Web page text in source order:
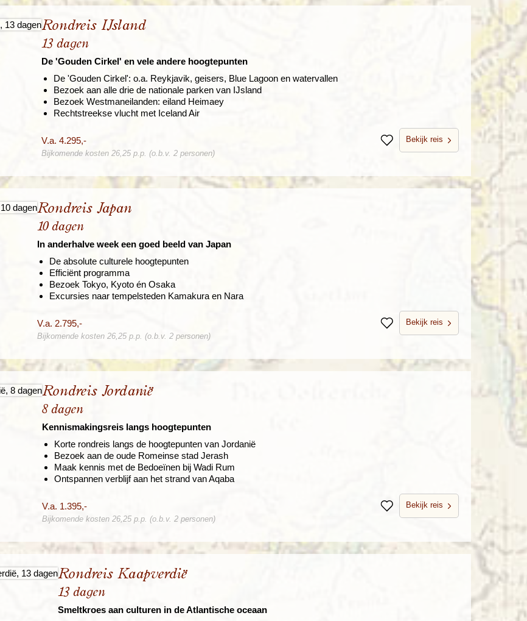
Rondreis IJsland
13 dagen
De 'Gouden Cirkel' en vele andere hoogtepunten
De 'Gouden Cirkel': o.a. Reykjavik, geisers, Blue Lagoon en watervallen
Bezoek aan alle drie de nationale parken van IJsland
Bezoek Westmaneilanden: eiland Heimaey
Rechtstreekse vlucht met Iceland Air
V.a. 4.295,- BewarenBekijk reis
Bijkomende kosten 26,25 p.p. (o.b.v. 2 personen)
Rondreis Japan
10 dagen
In anderhalve week een goed beeld van Japan
De absolute culturele hoogtepunten
Efficiënt programma
Bezoek Tokyo, Kyoto én Osaka
Excursies naar tempelsteden Kamakura en Nara
V.a. 2.795,- BewarenBekijk reis
Bijkomende kosten 26,25 p.p. (o.b.v. 2 personen)
Rondreis Jordanië
8 dagen
Kennismakingsreis langs hoogtepunten
Korte rondreis langs de hoogtepunten van Jordanië
Bezoek aan de oude Romeinse stad Jerash
Maak kennis met de Bedoeïnen bij Wadi Rum
Ontspannen verblijf aan het strand van Aqaba
V.a. 1.395,- BewarenBekijk reis
Bijkomende kosten 26,25 p.p. (o.b.v. 2 personen)
Rondreis Kaapverdië
13 dagen
Smeltkroes aan culturen in de Atlantische oceaan